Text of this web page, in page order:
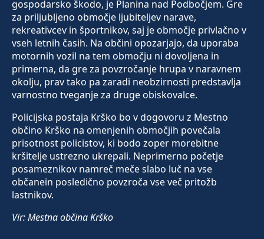
gospodarsko škodo, je Planina nad Podbočjem. Gre
za priljubljeno območje ljubiteljev narave,
rekreativcev in športnikov, saj je območje privlačno v
vseh letnih časih. Na občini opozarjajo, da uporaba
motornih vozil na tem območju ni dovoljena in
primerna, da gre za povzročanje hrupa v naravnem
okolju, prav tako pa zaradi neobzirnosti predstavlja
varnostno tveganje za druge obiskovalce.
Policijska postaja Krško bo v dogovoru z Mestno
občino Krško na omenjenih območjih povečala
prisotnost policistov, ki bodo zoper morebitne
kršitelje ustrezno ukrepali. Neprimerno početje
posameznikov namreč meče slabo luč na vse
občanein posledično povzroča vse več pritožb
lastnikov.
Vir: Mestna občina Krško